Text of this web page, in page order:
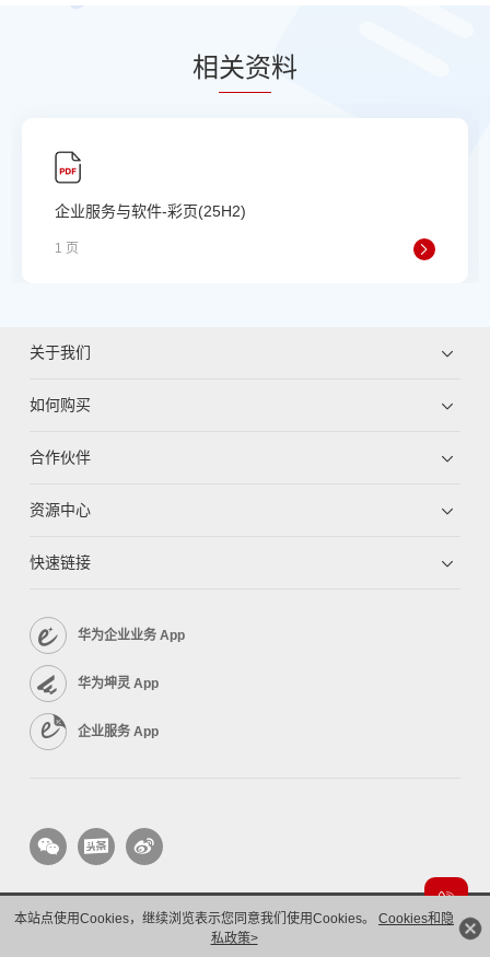
本站点使用Cookies，继续浏览表示您同意我们使用Cookies。 Cookies和隐
私政策>
相关资料
企业服务与软件-彩页(25H2)
1 页
关于我们
如何购买
合作伙伴
资源中心
快速链接
华为企业业务 App
华为坤灵 App
企业服务 App
版权所有 © 华为技术有限公司 1998-2026。 保留一切权利。粤A2-20044005号
隐私保护
法律声明